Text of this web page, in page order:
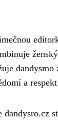
a
dandysro.cz